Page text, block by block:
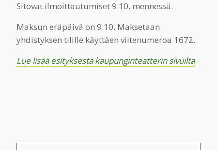
Sitovat ilmoittautumiset 9.10. mennessä.
Maksun eräpäivä on 9.10. Maksetaan
yhdistyksen tilille käyttäen viitenumeroa 1672.
Lue lisää esityksestä kaupunginteatterin sivuilta